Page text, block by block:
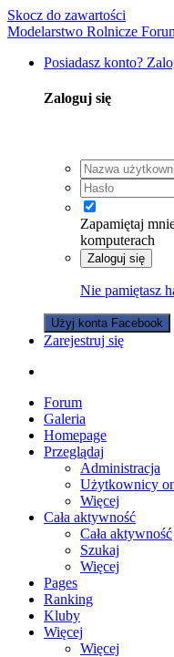
Skocz do zawartości
Modelarstwo Rolnicze
Posiadasz konto?
Zaloguj się
Zapamiętaj
komputerach
Zaloguj się
Nie pamiętasz
Użyj konta Facebook
Zarejestruj się
Forum
Galeria
Homepage
Przeglądaj
Administracja
Użytkownicy
Więcej
Cała aktywność
Cała aktywność
Szukaj
Więcej
Pages
Ranking
Kluby
Więcej
Więcej